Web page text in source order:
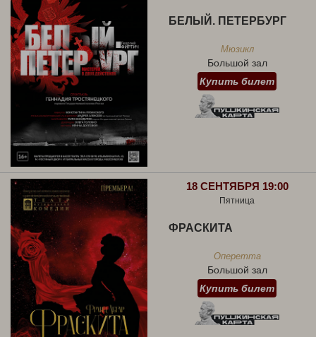
БЕЛЫЙ. ПЕТЕРБУРГ
Мюзикл
Большой зал
Купить билет
18 СЕНТЯБРЯ 19:00
Пятница
ФРАСКИТА
Оперетта
Большой зал
Купить билет